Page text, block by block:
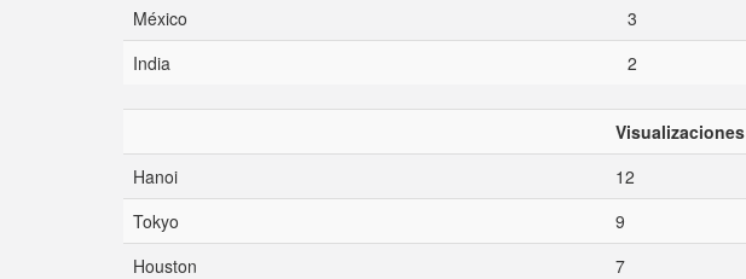
México
3
India
2
Visualizaciones
Hanoi
12
Tokyo
9
Houston
7